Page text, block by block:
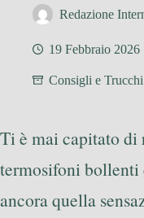
Redazione
19 Febbraio 2026
Consigli e Trucchi
Ti è mai capitato di
termosifoni bollenti
ancora quella